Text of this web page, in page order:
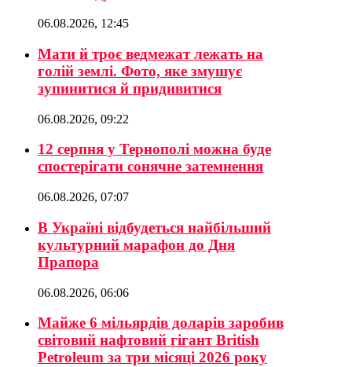
06.08.2026, 12:45
Мати й троє ведмежат лежать на
голій землі. Фото, яке змушує
зупинитися й придивитися
06.08.2026, 09:22
12 серпня у Тернополі можна буде
спостерігати сонячне затемнення
06.08.2026, 07:07
В Україні відбудеться найбільший
культурний марафон до Дня
Прапора
06.08.2026, 06:06
Майже 6 мільярдів доларів заробив
світовий нафтовий гігант British
Petroleum за три місяці 2026 року